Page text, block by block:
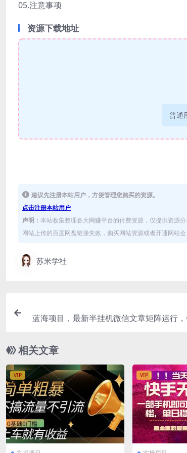
05.注意事项
资源下载地址
普通
建议先注册本站用户，方便管理您购买的资源。
点击注册本站用户
声明： 本站收集整理各大网赚平台的付费资源，仅提供资源
网站上传的百度网盘链接失效，购买网站资源或者开通网站
苏米学社
蓝海项目，最新半挂机微信文章矩阵运行
相关文章
VIP VIP